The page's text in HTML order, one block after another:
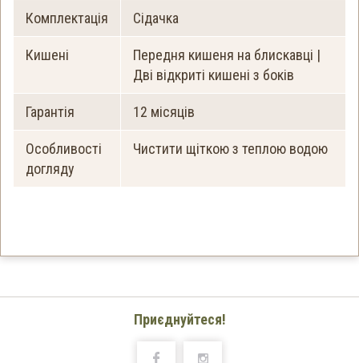
Комплектація Сідачка
Кишені
Передня кишеня на блискавці |
Дві відкриті кишені з боків
Гарантія 12 місяців
Особливості
догляду
Чистити щіткою з теплою водою
Приєднуйтеся!